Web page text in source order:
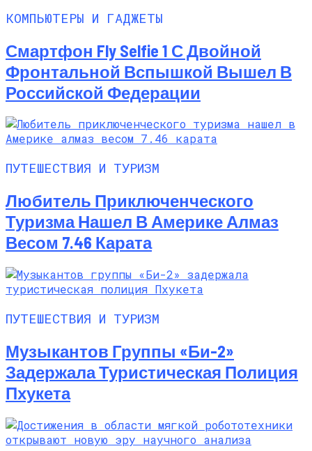
КОМПЬЮТЕРЫ И ГАДЖЕТЫ
Смартфон Fly Selfie 1 С Двойной
Фронтальной Вспышкой Вышел В
Российской Федерации
ПУТЕШЕСТВИЯ И ТУРИЗМ
Любитель Приключенческого
Туризма Нашел В Америке Алмаз
Весом 7.46 Карата
ПУТЕШЕСТВИЯ И ТУРИЗМ
Музыкантов Группы «Би-2»
Задержала Туристическая Полиция
Пхукета